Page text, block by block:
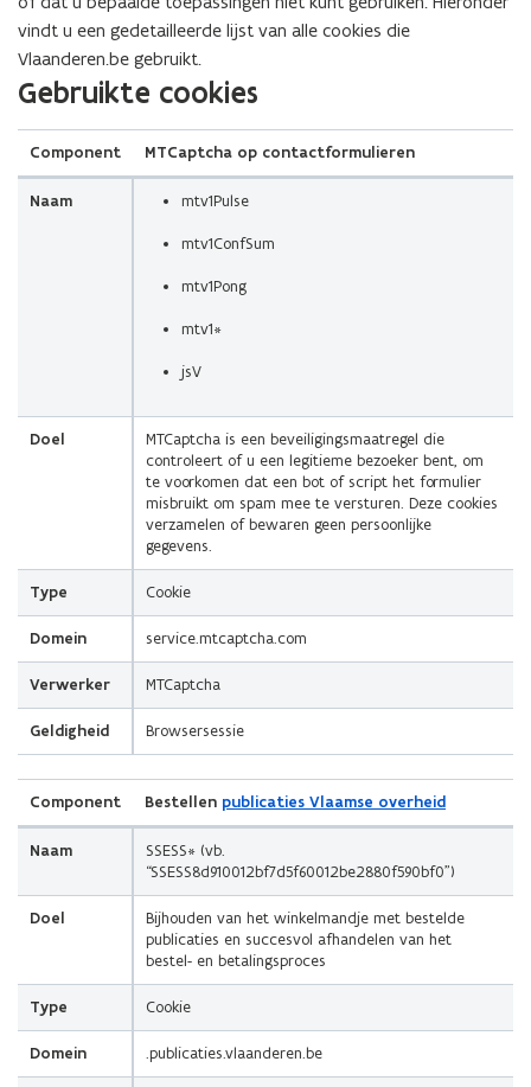
e
u
w
s
n
i
e
u
v
e
n
e
u
w
i
n
n
w
)
n
t
i
n
i
e
u
r
vindt u een gedetailleerde lijst van alle cookies die
Vlaanderen.be gebruikt.
Gebruikte cookies
Component MTCaptcha op contactformulieren
Naam mtv1Pulse
mtv1ConfSum
mtv1Pong
mtv1*
jsV
Doel
MTCaptcha is een beveiligingsmaatregel die
controleert of u een legitieme bezoeker bent, om
te voorkomen dat een bot of script het formulier
misbruikt om spam mee te versturen. Deze cookies
verzamelen of bewaren geen persoonlijke
gegevens.
Type Cookie
Domein service.mtcaptcha.com
Verwerker MTCaptcha
Geldigheid Browsersessie
Component Bestellen publicaties Vlaamse overheid
Naam
SSESS* (vb.
“SSESS8d910012bf7d5f60012be2880f590bf0”)
Doel
Bijhouden van het winkelmandje met bestelde
publicaties en succesvol afhandelen van het
bestel- en betalingsproces
Type Cookie
Domein .publicaties.vlaanderen.be